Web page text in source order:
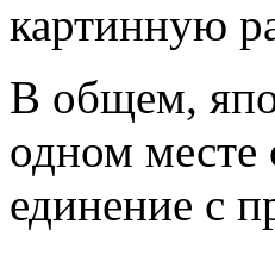
картинную
В общем,
одном месте
единение с